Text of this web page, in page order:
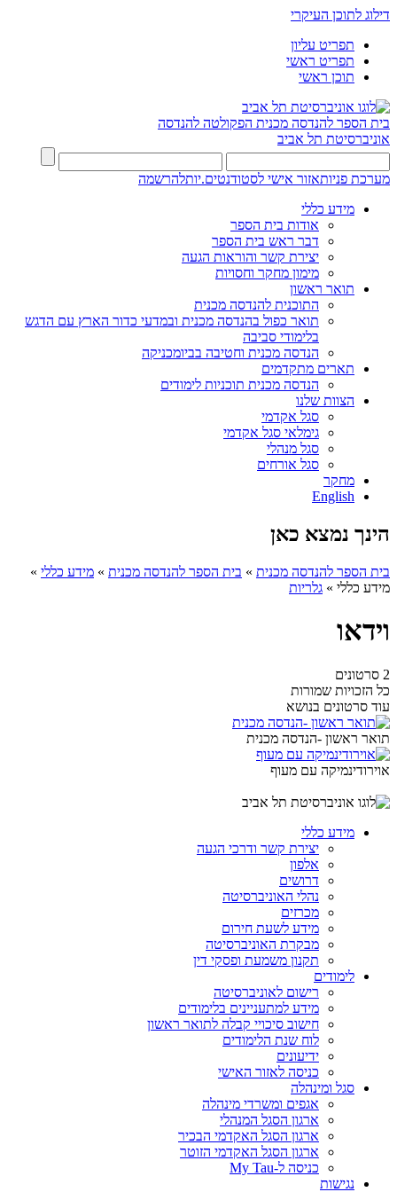
דילוג לתוכן העיקרי
תפריט עליון
תפריט ראשי
תוכן ראשי
בית הספר להנדסה מכנית הפקולטה להנדסה
אוניברסיטת תל אביב
מערכת פניותאזור אישי לסטודנטים.יותלהרשמה
מידע כללי
אודות בית הספר
דבר ראש בית הספר
יצירת קשר והוראות הגעה
מימון מחקר וחסויות
תואר ראשון
התוכנית להנדסה מכנית
תואר כפול בהנדסה מכנית ובמדעי כדור הארץ עם הדגש
בלימודי סביבה
הנדסה מכנית וחטיבה בביומכניקה
תארים מתקדמים
הנדסה מכנית תוכניות לימודים
הצוות שלנו
סגל אקדמי
גימלאי סגל אקדמי
סגל מנהלי
סגל אורחים
מחקר
English
הינך נמצא כאן
בית הספר להנדסה מכנית » בית הספר להנדסה מכנית » מידע כללי »
מידע כללי » גלריות
וידאו
2 סרטונים
כל הזכויות שמורות
עוד סרטונים בנושא
תואר ראשון -הנדסה מכנית
אוירודינמיקה עם מעוף
מידע כללי
יצירת קשר ודרכי הגעה
אלפון
דרושים
נהלי האוניברסיטה
מכרזים
מידע לשעת חירום
מבקרת האוניברסיטה
תקנון משמעת ופסקי דין
לימודים
רישום לאוניברסיטה
מידע למתעניינים בלימודים
חישוב סיכויי קבלה לתואר ראשון
לוח שנת הלימודים
ידיעונים
כניסה לאזור האישי
סגל ומינהלה
אגפים ומשרדי מינהלה
ארגון הסגל המנהלי
ארגון הסגל האקדמי הבכיר
ארגון הסגל האקדמי הזוטר
כניסה ל-My Tau
נגישות